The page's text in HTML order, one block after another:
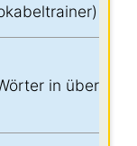
in über 60